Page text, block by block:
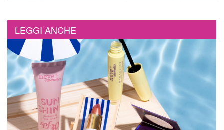
LEGGI ANCHE